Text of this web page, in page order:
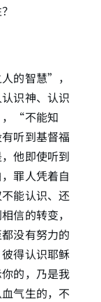
的智慧”，
识神、认识
“不能知
听到基督福
他即使听到
罪人凭着自
能认识、还
信的转变，
没有努力的
得认识耶稣
的，乃是我
气生的，不